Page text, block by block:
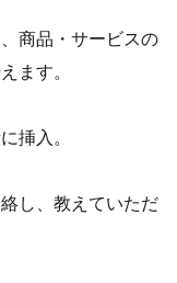
商品・サービスの
ます。
挿入。
し、教えていただ